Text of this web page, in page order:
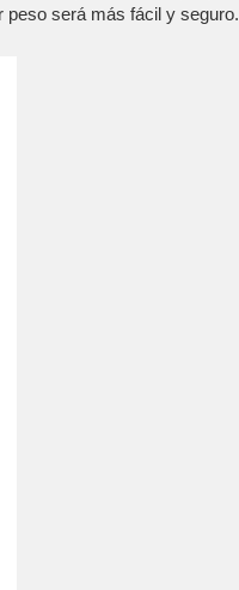
peso será más fácil y seguro.